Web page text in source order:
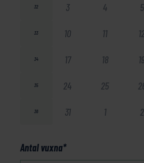
32 3 4 5
33 10 11
34 17 18
35 24 25
36 31 1 2
Antal vuxna*